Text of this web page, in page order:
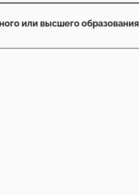
или высшего образования